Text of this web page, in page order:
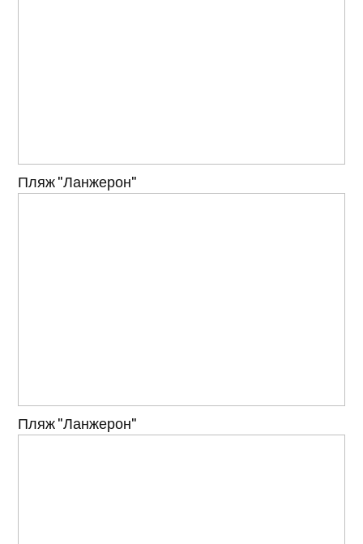
Пляж "Ланжерон"
Пляж "Ланжерон"